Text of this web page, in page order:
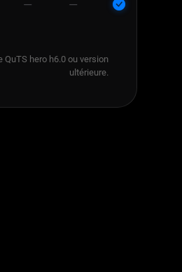
— —
QuTS hero h6.0 ou version
ultérieure.